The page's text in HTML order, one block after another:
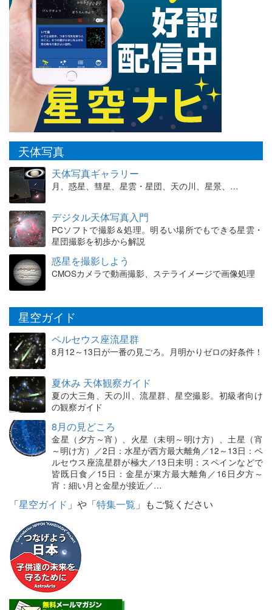
天体写真
天体写真ギャラリー
月、惑星、彗星、星雲・星団、天の川、星景、…
デジタル天体写真入門
PCソフトで撮影＆処理。明るい場所でもできる星雲・
星団撮影を初歩から解説
惑星を撮影しよう
CMOSカメラで動画撮影、ステライメージで画像処理
星空ガイド
ペルセウス座流星群
8月12～13日が一番の見ごろ。月明かりゼロの好条件！
夏休み 天体観察ガイド
夏の大三角、天の川、流星群、星空撮影。初級者向け
の観察ガイド
8月の見どころ
金星（夕方～宵）、火星（未明～明け方）、土星（宵
～明け方）／2日：水星が西方最大離角／12～13日：ペ
ルセウス座流星群が極大／13日未明：スペインなどで
皆既日食／15日：金星が東方最大離角／16日夕方～
宵：細い月と金星が接近／…
「星空ガイド 」や「特集一覧 」もご覧ください